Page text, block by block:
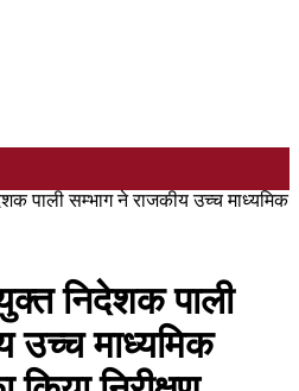
पाली सम्भाग ने राजकीय उच्च माध्यमिक
निदेशक पाली
उच्च माध्यमिक